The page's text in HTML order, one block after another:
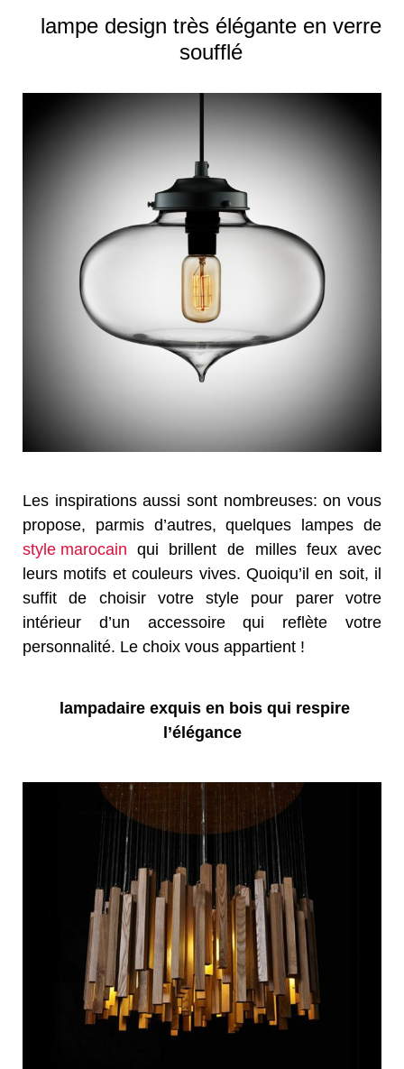
lampe design très élégante en verre
soufflé
Les inspirations aussi sont nombreuses: on vous
propose, parmis d’autres, quelques lampes de
style marocain qui brillent de milles feux avec
leurs motifs et couleurs vives. Quoiqu’il en soit, il
suffit de choisir votre style pour parer votre
intérieur d’un accessoire qui reflète votre
personnalité. Le choix vous appartient !
lampadaire exquis en bois qui respire
l’élégance